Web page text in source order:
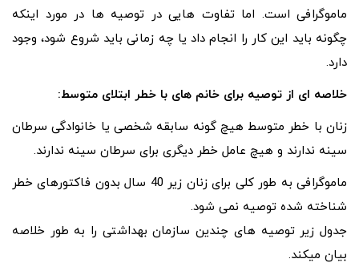
ماموگرافی است. اما تفاوت هایی در توصیه ها در مورد اینکه
چگونه باید این کار را انجام داد یا چه زمانی باید شروع شود، وجود
دارد.
خلاصه ای از توصیه برای خانم های با خطر ابتلای متوسط:
زنان با خطر متوسط هیچ گونه سابقه شخصی یا خانوادگی سرطان
سینه ندارند و هیچ عامل خطر دیگری برای سرطان سینه ندارند.
ماموگرافی به طور کلی برای زنان زیر 40 سال بدون فاکتورهای خطر
شناخته شده توصیه نمی شود.
جدول زیر توصیه های چندین سازمان بهداشتی را به طور خلاصه
بیان میکند.